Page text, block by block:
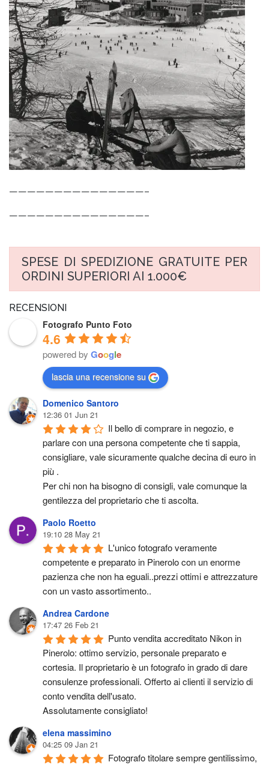
———————————————–
———————————————–
SPESE DI SPEDIZIONE GRATUITE PER
ORDINI SUPERIORI AI 1.000€
RECENSIONI
Fotografo Punto Foto
4.6
powered by Google
lascia una recensione su
Domenico Santoro
12:36 01 Jun 21
Il bello di comprare in negozio, e
parlare con una persona competente che ti sappia,
consigliare, vale sicuramente qualche decina di euro in
più .
Per chi non ha bisogno di consigli, vale comunque la
gentilezza del proprietario che ti ascolta.
Paolo Roetto
19:10 28 May 21
L'unico fotografo veramente
competente e preparato in Pinerolo con un enorme
pazienza che non ha eguali..prezzi ottimi e attrezzature
con un vasto assortimento..
Andrea Cardone
17:47 26 Feb 21
Punto vendita accreditato Nikon in
Pinerolo: ottimo servizio, personale preparato e
cortesia. Il proprietario è un fotografo in grado di dare
consulenze professionali. Offerto ai clienti il servizio di
conto vendita dell'usato.
Assolutamente consigliato!
elena massimino
04:25 09 Jan 21
Fotografo titolare sempre gentilissimo,